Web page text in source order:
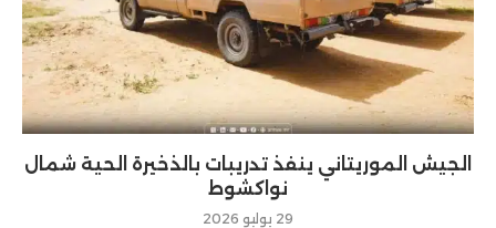
الجيش الموريتاني ينفذ تدريبات بالذخيرة الحية شمال
نواكشوط
29 يوليو 2026